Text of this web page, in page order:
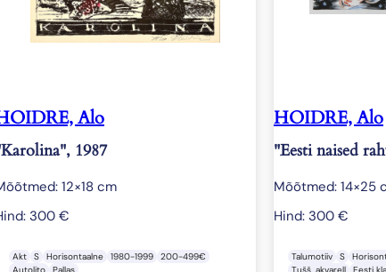
Alo
1987
12×18 cm
300 €
Akt S Horisontaalne 1980-1999
200-499€
Autolito
Pallas
HOIDRE, Alo
"Eesti naised
Mõõtmed: 14×25
Hind: 300 €
Talumotiiv S
Tušš, akvarell
Eesti